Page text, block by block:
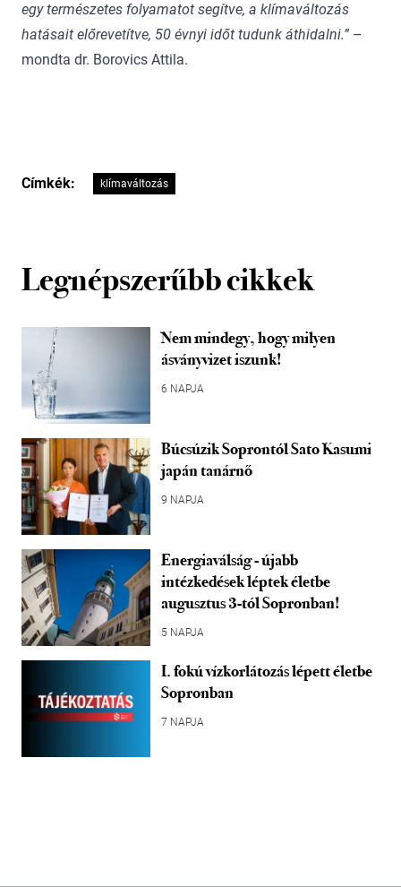
egy természetes folyamatot segítve, a klímaváltozás
hatásait előrevetítve, 50 évnyi időt tudunk áthidalni.” –
mondta dr. Borovics Attila.
Címkék: klímaváltozás
Legnépszerűbb cikkek
Nem mindegy, hogy milyen
ásványvizet iszunk!
6 NAPJA
Búcsúzik Soprontól Sato Kasumi
japán tanárnő
9 NAPJA
Energiaválság - újabb
intézkedések léptek életbe
augusztus 3-tól Sopronban!
5 NAPJA
I. fokú vízkorlátozás lépett életbe
Sopronban
7 NAPJA